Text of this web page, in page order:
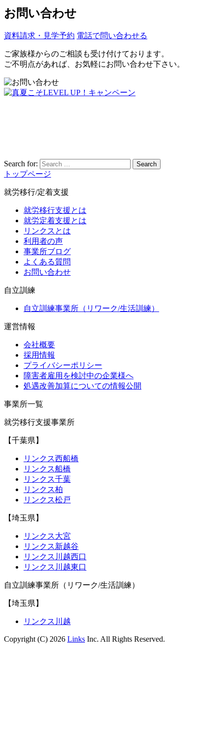
お問い合わせ
資料請求・見学予約 電話で問い合わせる
ご家族様からのご相談も受け付けております。
ご不明点があれば、お気軽にお問い合わせ下さい。
Search for: Search
トップページ
就労移行/定着支援
就労移行支援とは
就労定着支援とは
リンクスとは
利用者の声
事業所ブログ
よくある質問
お問い合わせ
自立訓練
自立訓練事業所（リワーク/生活訓練）
運営情報
会社概要
採用情報
プライバシーポリシー
障害者雇用を検討中の企業様へ
処遇改善加算についての情報公開
事業所一覧
就労移行支援事業所
【千葉県】
リンクス西船橋
リンクス船橋
リンクス千葉
リンクス柏
リンクス松戸
【埼玉県】
リンクス大宮
リンクス新越谷
リンクス川越西口
リンクス川越東口
自立訓練事業所（リワーク/生活訓練）
【埼玉県】
リンクス川越
Copyright (C) 2026 Links Inc. All Rights Reserved.